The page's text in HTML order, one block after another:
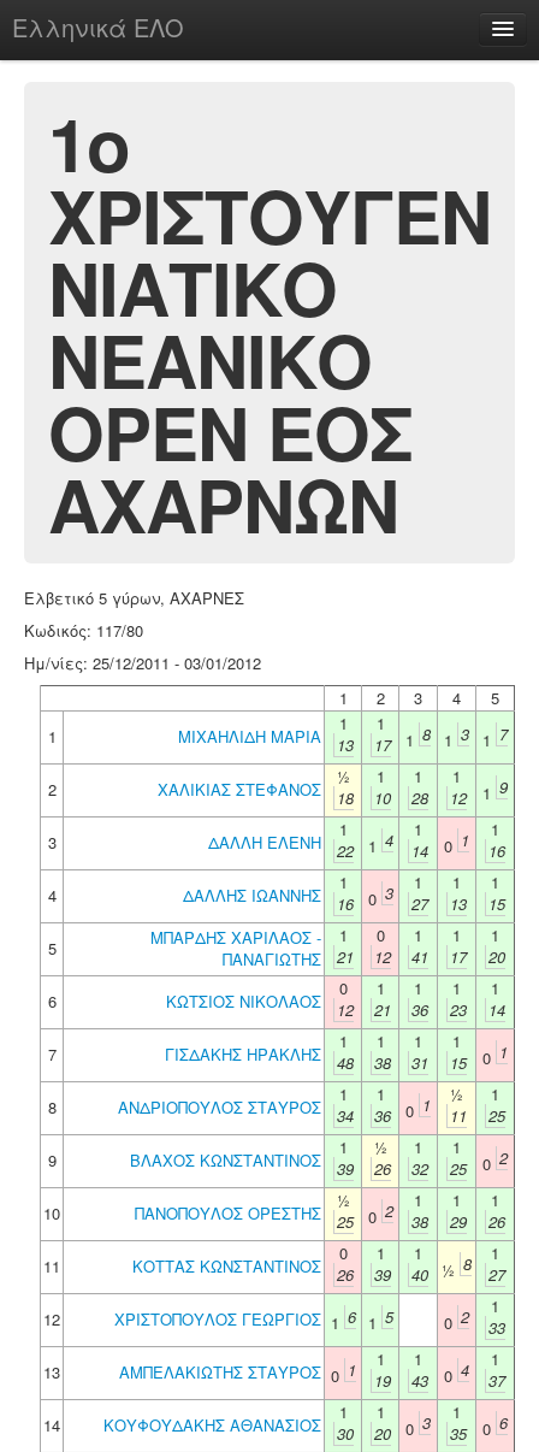
Ελληνικά ΕΛΟ
chesstu.be @ discord
Login
1ο
ΧΡΙΣΤΟΥΓΕΝ
ΝΙΑΤΙΚΟ
ΝΕΑΝΙΚΟ
ΟΡΕΝ ΕΟΣ
ΑΧΑΡΝΩΝ
Ελβετικό 5 γύρων, ΑΧΑΡΝΕΣ
Κωδικός: 117/80
Ημ/νίες: 25/12/2011 - 03/01/2012
1
2 3 4
5
1
ΜΙΧΑΗΛΙΔΗ ΜΑΡΙΑ
1
13
1
17
1 8 1 3 1 7
2 ΧΑΛΙΚΙΑΣ ΣΤΕΦΑΝΟΣ
½
18
1
10
1
28
1
12
1 9
3 ΔΑΛΛΗ ΕΛΕΝΗ
1
22
1 4
1
14
0 1
1
16
4
ΔΑΛΛΗΣ ΙΩΑΝΝΗΣ
1
16
0 3
1
27
1
13
1
15
5
ΜΠΑΡΔΗΣ ΧΑΡΙΛΑΟΣ -
ΠΑΝΑΓΙΩΤΗΣ
1
21
0
12
1
41
1
17
1
20
6
ΚΩΤΣΙΟΣ ΝΙΚΟΛΑΟΣ
0
12
1
21
1
36
1
23
1
14
7
ΓΙΣΔΑΚΗΣ ΗΡΑΚΛΗΣ
1
48
1
38
1
31
1
15
0 1
8 ΑΝΔΡΙΟΠΟΥΛΟΣ ΣΤΑΥΡΟΣ
1
34
1
36
0 1
½
11
1
25
9
ΒΛΑΧΟΣ ΚΩΝΣΤΑΝΤΙΝΟΣ
1
39
½
26
1
32
1
25
0 2
10 ΠΑΝΟΠΟΥΛΟΣ ΟΡΕΣΤΗΣ
½
25
0 2
1
38
1
29
1
26
11
ΚΟΤΤΑΣ ΚΩΝΣΤΑΝΤΙΝΟΣ
0
26
1
39
1
40
½ 8
1
27
12
ΧΡΙΣΤΟΠΟΥΛΟΣ ΓΕΩΡΓΙΟΣ 1 6 1 5 0 2
1
33
13
ΑΜΠΕΛΑΚΙΩΤΗΣ ΣΤΑΥΡΟΣ 0 1
1
19
1
43
0 4
1
37
14
ΚΟΥΦΟΥΔΑΚΗΣ ΑΘΑΝΑΣΙΟΣ
1
30
1
20
0 3
1
35
0 6